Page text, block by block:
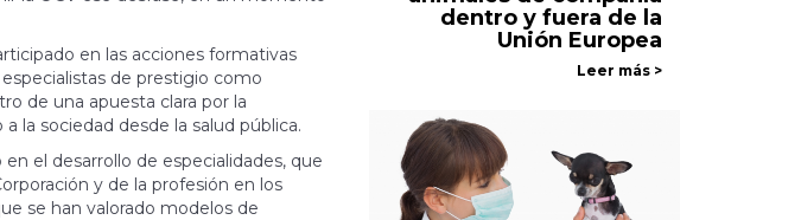
en las acciones formativas
de prestigio como
de una apuesta clara por la
la sociedad desde la salud pública.
el desarrollo de especialidades, que
y de la profesión en los
se han valorado modelos de
dentro y fuera de la
Unión Europea
Leer más >